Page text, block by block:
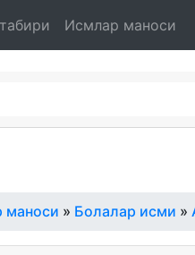
Исмлар маноси
маноси » Болалар исми »